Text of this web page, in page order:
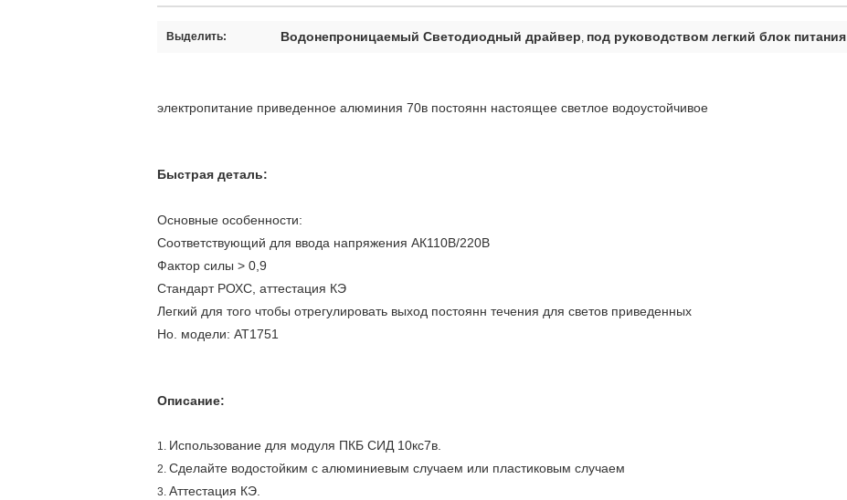
Выделить: Водонепроницаемый Светодиодный драйвер, под руководством легкий блок питания
электропитание приведенное алюминия 70в постоянн настоящее светлое водоустойчивое
Быстрая деталь:
Основные особенности:
Соответствующий для ввода напряжения АК110В/220В
Фактор силы > 0,9
Стандарт РОХС, аттестация КЭ
Легкий для того чтобы отрегулировать выход постоянн течения для светов приведенных
Но. модели: АТ1751
Описание:
1. Использование для модуля ПКБ СИД 10кс7в.
2. Сделайте водостойким с алюминиевым случаем или пластиковым случаем
3. Аттестация КЭ.